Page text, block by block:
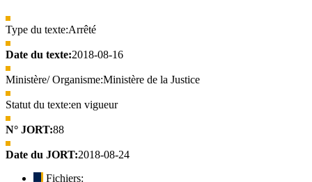
Type du texte:Arrêté
Date du texte:2018-08-16
Ministère/ Organisme:Ministère de la Justice
Statut du texte:en vigueur
N° JORT:88
Date du JORT:2018-08-24
Fichiers: